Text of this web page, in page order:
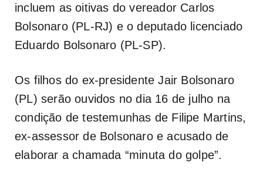
incluem as oitivas do vereador Carlos
Bolsonaro (PL-RJ) e o deputado licenciado
Eduardo Bolsonaro (PL-SP).
Os filhos do ex-presidente Jair Bolsonaro
(PL) serão ouvidos no dia 16 de julho na
condição de testemunhas de Filipe Martins,
ex-assessor de Bolsonaro e acusado de
elaborar a chamada “minuta do golpe”.